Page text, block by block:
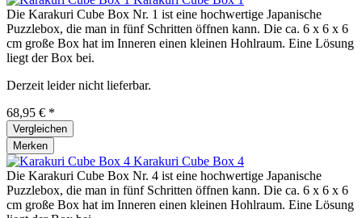
Die Karakuri Cube Box Nr. 1 ist eine hochwertige Japanische
Puzzlebox, die man in fünf Schritten öffnen kann. Die ca. 6 x 6 x 6
cm große Box hat im Inneren einen kleinen Hohlraum. Eine Lösung
liegt der Box bei.
Derzeit leider nicht lieferbar.
68,95 € *
Vergleichen
Merken
Karakuri Cube Box 4
Die Karakuri Cube Box Nr. 4 ist eine hochwertige Japanische
Puzzlebox, die man in fünf Schritten öffnen kann. Die ca. 6 x 6 x 6
cm große Box hat im Inneren einen kleinen Hohlraum. Eine Lösung